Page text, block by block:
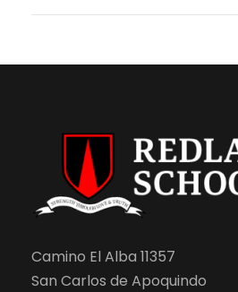
Camino El Alba 11357
San Carlos de Apoquindo